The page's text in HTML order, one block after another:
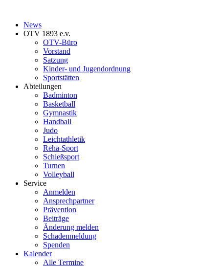
News
OTV 1893 e.v.
OTV-Büro
Vorstand
Satzung
Kinder- und Jugendordnung
Sportstätten
Abteilungen
Badminton
Basketball
Gymnastik
Handball
Judo
Leichtathletik
Reha-Sport
Schießsport
Turnen
Volleyball
Service
Anmelden
Ansprechpartner
Prävention
Beiträge
Änderung melden
Schadenmeldung
Spenden
Kalender
Alle Termine